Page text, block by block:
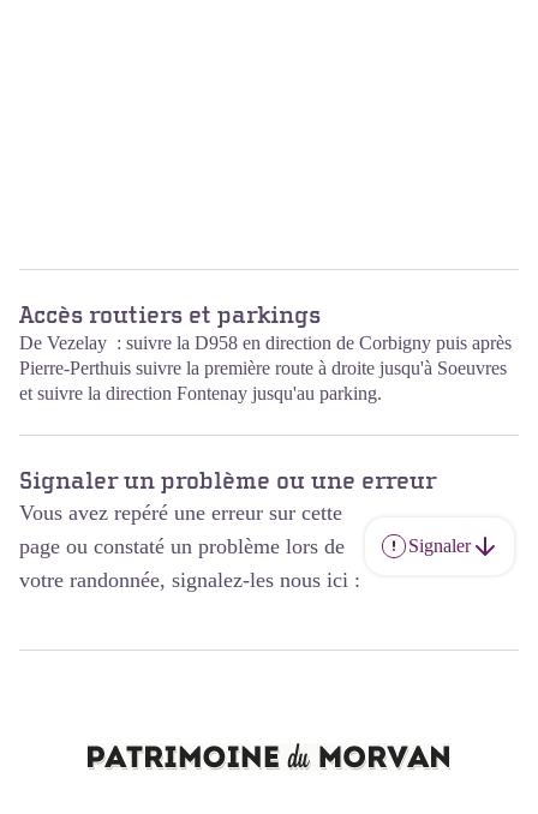
Accès routiers et parkings
De Vezelay : suivre la D958 en direction de Corbigny puis après
Pierre-Perthuis suivre la première route à droite jusqu'à Soeuvres
et suivre la direction Fontenay jusqu'au parking.
Signaler un problème ou une erreur
Vous avez repéré une erreur sur cette
page ou constaté un problème lors de
votre randonnée, signalez-les nous ici :
Signaler